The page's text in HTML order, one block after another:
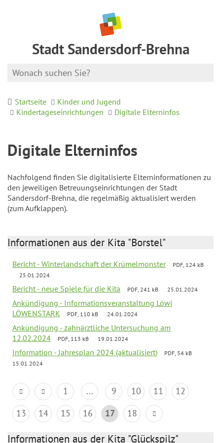
Stadt Sandersdorf-Brehna
Startseite
Kinder und Jugend
Kindertageseinrichtungen
Digitale Elterninfos
Digitale Elterninfos
Nachfolgend finden Sie digitalisierte Elterninformationen zu
den jeweiligen Betreuungseinrichtungen der Stadt
Sandersdorf-Brehna, die regelmäßig aktualisiert werden
(zum Aufklappen).
Informationen aus der Kita "Borstel"
Bericht - Winterlandschaft der Krümelmonster
PDF, 124 kB
25.01.2024
Bericht - neue Spiele für die Kita PDF, 241 kB 25.01.2024
Ankündigung - Informationsveranstaltung Löwi
LÖWENSTARK
PDF, 110 kB 24.01.2024
Ankündigung - zahnärztliche Untersuchung am
12.02.2024
PDF, 113 kB 19.01.2024
Information - Jahresplan 2024 (aktualisiert)
PDF, 54 kB
15.01.2024
1 ... 9 10 11
12
13
14 15 16 17 18
Informationen aus der Kita "Glückspilz"